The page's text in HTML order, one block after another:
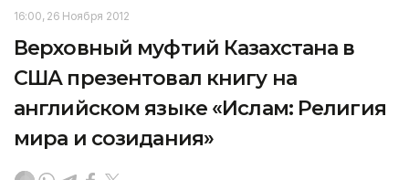
16:00, 26 Ноября 2012
Верховный муфтий Казахстана в
США презентовал книгу на
английском языке «Ислам: Религия
мира и созидания»